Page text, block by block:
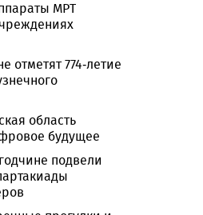
МРТ
отметят 774-летие
область
будущее
подвели